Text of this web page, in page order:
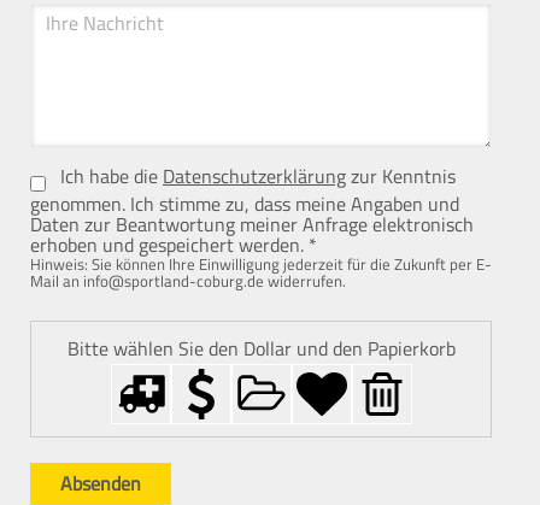
Ich habe die Datenschutzerklärungzur Kenntnis
genommen. Ich stimme zu, dass meine Angaben und
Daten zur Beantwortung meiner Anfrage elektronisch
erhoben und gespeichert werden. *
Hinweis: Sie können Ihre Einwilligung jederzeit für die Zukunft per E-
Mail an info@sportland-coburg.de widerrufen.
Bitte wählen Sie den Dollar und den Papierkorb